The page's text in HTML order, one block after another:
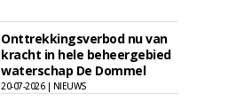
Onttrekkingsverbod nu van
kracht in hele beheergebied
waterschap De Dommel
20-07-2026 | NIEUWS